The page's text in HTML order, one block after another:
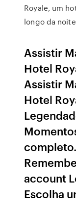
Royale, um
longo da
Assistir
Hotel
Assistir
Hotel
account
Escolha